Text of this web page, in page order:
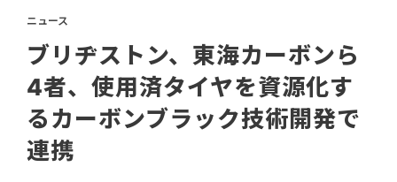
ニュース
ブリヂストン、東海カーボンら
4者、使用済タイヤを資源化す
るカーボンブラック技術開発で
連携